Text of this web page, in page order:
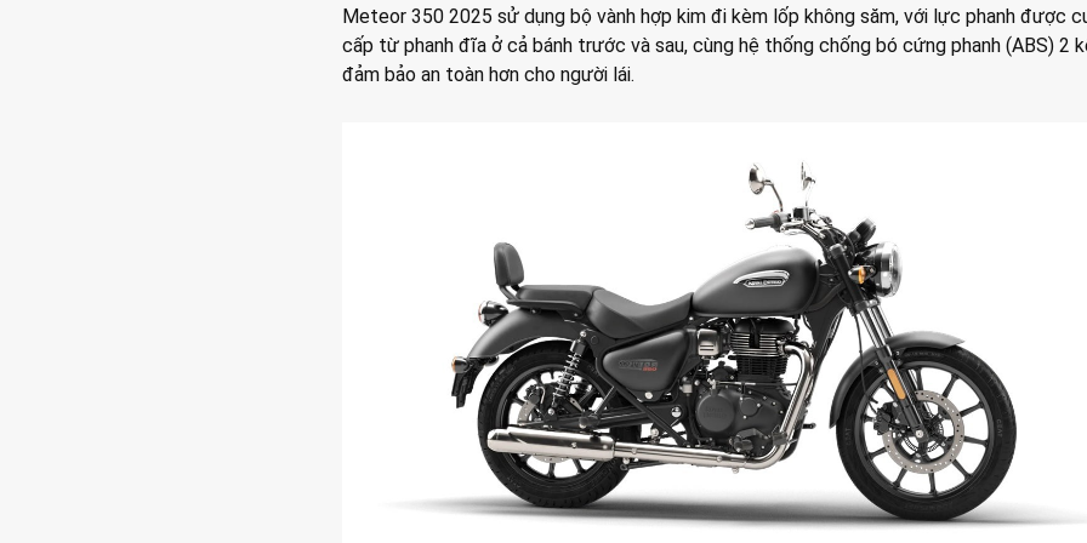
Meteor 350 2025 sử dụng bộ vành hợp kim đi kèm lốp không săm, với lực phanh được
cấp từ phanh đĩa ở cả bánh trước và sau, cùng hệ thống chống bó cứng phanh (ABS) 2
đảm bảo an toàn hơn cho người lái.